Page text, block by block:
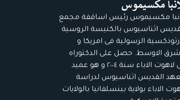
مكسيموس رئيس اساقفة مجمع
اثناسيوس بالكنيسة الروسية
الرسولية فى امريكا و
الاوسط. حصل على الدكتوراه
فى لاهوت الاباء سنة ٢٠٠٤ و هو عميد
القديس اثناسيوس لدراسة
الاباء بولاية ببنسلفانيا بالولايات